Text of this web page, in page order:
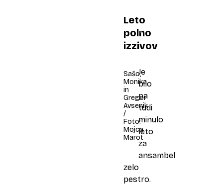
Leto
polno
izzivov
Sašo,
Monika
in
Gregor
Avsenik
/
Foto:
Mojca
Marot
Je
bilo
pa
tudi
minulo
leto
za
ansambel
zelo
pestro.